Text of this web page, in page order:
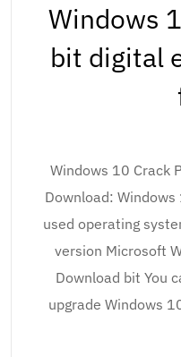
Windows
bit digital
Windows 10 Crack
Download:
used operating
version Microsoft
Download bit You
upgrade Windows